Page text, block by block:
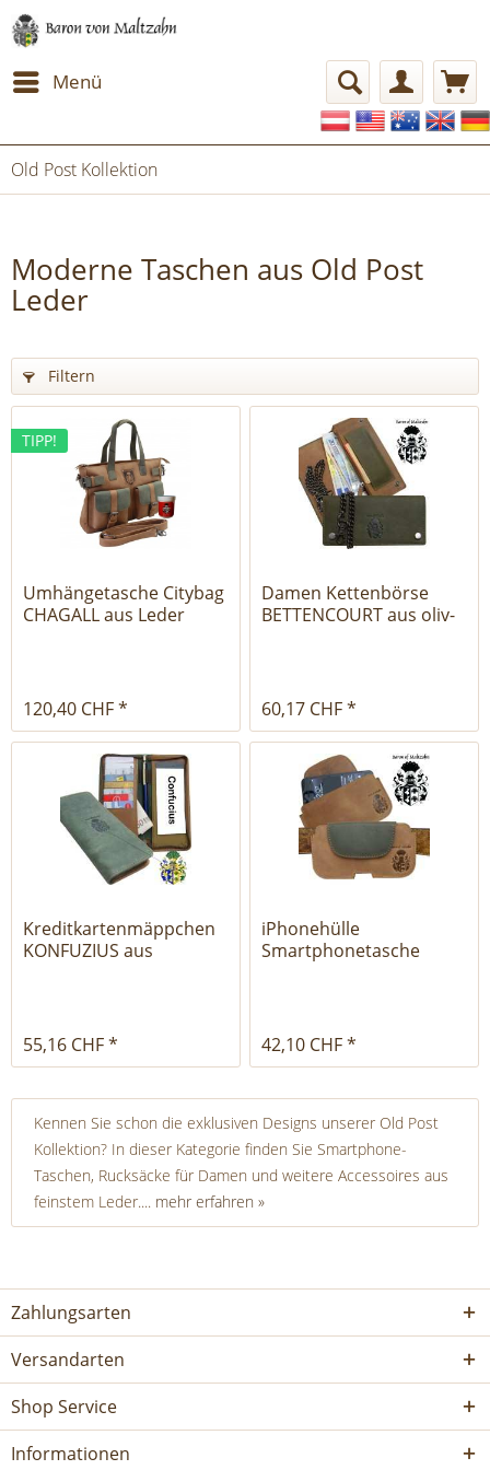
Menü
Old Post Kollektion
Moderne Taschen aus Old Post
Leder
Filtern
TIPP!
Umhängetasche Citybag
CHAGALL aus Leder
120,40 CHF *
Damen Kettenbörse
BETTENCOURT aus oliv-
60,17 CHF *
Kreditkartenmäppchen
KONFUZIUS aus
55,16 CHF *
iPhonehülle
Smartphonetasche
42,10 CHF *
Kennen Sie schon die exklusiven Designs unserer Old Post
Kollektion? In dieser Kategorie finden Sie Smartphone-
Taschen, Rucksäcke für Damen und weitere Accessoires aus
feinstem Leder.... mehr erfahren »
Zahlungsarten
Versandarten
Shop Service
Informationen